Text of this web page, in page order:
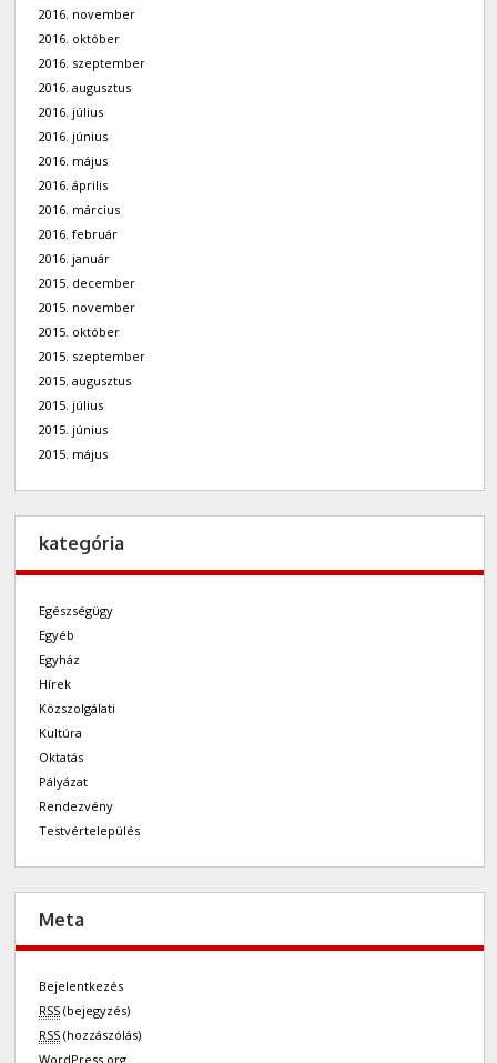
2016. november
2016. október
2016. szeptember
2016. augusztus
2016. július
2016. június
2016. május
2016. április
2016. március
2016. február
2016. január
2015. december
2015. november
2015. október
2015. szeptember
2015. augusztus
2015. július
2015. június
2015. május
kategória
Egészségügy
Egyéb
Egyház
Hírek
Közszolgálati
Kultúra
Oktatás
Pályázat
Rendezvény
Testvértelepülés
Meta
Bejelentkezés
RSS (bejegyzés)
RSS (hozzászólás)
WordPress.org